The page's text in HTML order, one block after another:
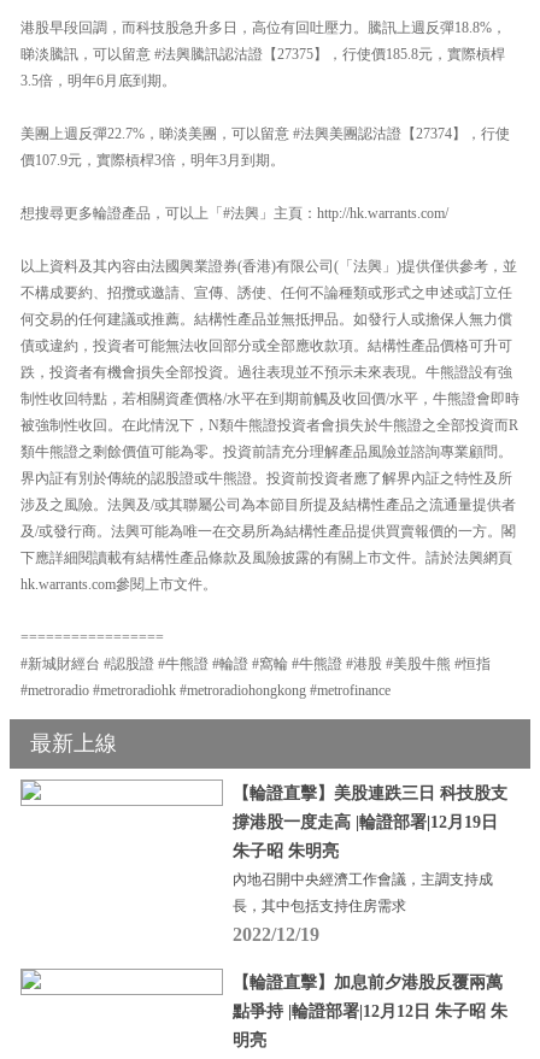
港股早段回調，而科技股急升多日，高位有回吐壓力。騰訊上週反彈18.8%，
睇淡騰訊，可以留意 #法興騰訊認沽證【27375】，行使價185.8元，實際槓桿
3.5倍，明年6月底到期。
美團上週反彈22.7%，睇淡美團，可以留意 #法興美團認沽證【27374】，行使
價107.9元，實際槓桿3倍，明年3月到期。
想搜尋更多輪證產品，可以上「#法興」主頁：http://hk.warrants.com/
以上資料及其內容由法國興業證券(香港)有限公司(「法興」)提供僅供參考，並
不構成要約、招攬或邀請、宣傳、誘使、任何不論種類或形式之申述或訂立任
何交易的任何建議或推薦。結構性產品並無抵押品。如發行人或擔保人無力償
債或違約，投資者可能無法收回部分或全部應收款項。結構性產品價格可升可
跌，投資者有機會損失全部投資。過往表現並不預示未來表現。牛熊證設有強
制性收回特點，若相關資產價格/水平在到期前觸及收回價/水平，牛熊證會即時
被強制性收回。在此情況下，N類牛熊證投資者會損失於牛熊證之全部投資而R
類牛熊證之剩餘價值可能為零。投資前請充分理解產品風險並諮詢專業顧問。
界內証有別於傳統的認股證或牛熊證。投資前投資者應了解界內証之特性及所
涉及之風險。法興及/或其聯屬公司為本節目所提及結構性產品之流通量提供者
及/或發行商。法興可能為唯一在交易所為結構性產品提供買賣報價的一方。閣
下應詳細閱讀載有結構性產品條款及風險披露的有關上市文件。請於法興網頁
hk.warrants.com參閱上市文件。
=================
#新城財經台 #認股證 #牛熊證 #輪證 #窩輪 #牛熊證 #港股 #美股牛熊 #恒指
#metroradio #metroradiohk #metroradiohongkong #metrofinance
最新上線
【輪證直擊】美股連跌三日 科技股支
撐港股一度走高 |輪證部署|12月19日
朱子昭 朱明亮
內地召開中央經濟工作會議，主調支持成
長，其中包括支持住房需求
2022/12/19
【輪證直擊】加息前夕港股反覆兩萬
點爭持 |輪證部署|12月12日 朱子昭 朱
明亮